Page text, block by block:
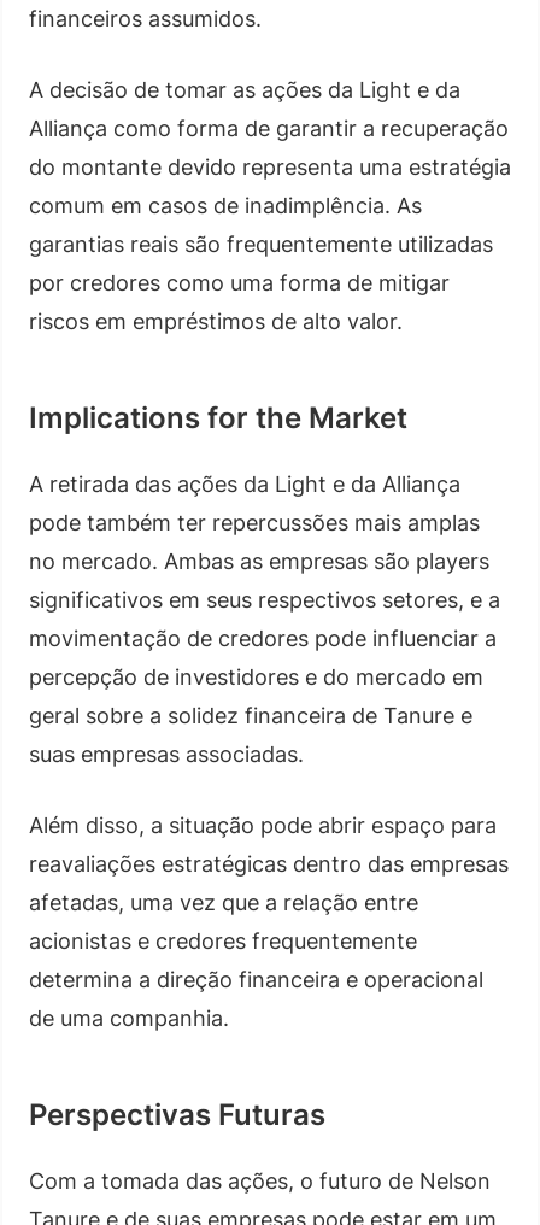
financeiros assumidos.
A decisão de tomar as ações da Light e da
Alliança como forma de garantir a recuperação
do montante devido representa uma estratégia
comum em casos de inadimplência. As
garantias reais são frequentemente utilizadas
por credores como uma forma de mitigar
riscos em empréstimos de alto valor.
Implications for the Market
A retirada das ações da Light e da Alliança
pode também ter repercussões mais amplas
no mercado. Ambas as empresas são players
significativos em seus respectivos setores, e a
movimentação de credores pode influenciar a
percepção de investidores e do mercado em
geral sobre a solidez financeira de Tanure e
suas empresas associadas.
Além disso, a situação pode abrir espaço para
reavaliações estratégicas dentro das empresas
afetadas, uma vez que a relação entre
acionistas e credores frequentemente
determina a direção financeira e operacional
de uma companhia.
Perspectivas Futuras
Com a tomada das ações, o futuro de Nelson
Tanure e de suas empresas pode estar em um